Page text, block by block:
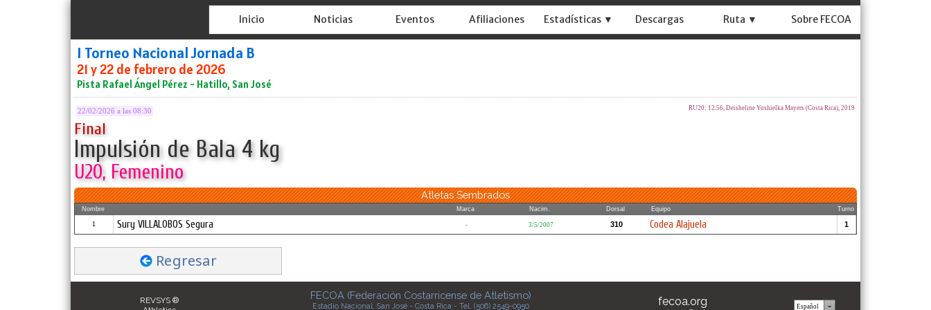
Inicio Noticias Eventos Afiliaciones Estadísticas ▼ Descargas Ruta ▼ Sobre FECOA
I Torneo Nacional Jornada B
21 y 22 de febrero de 2026
Pista Rafael Ángel Pérez - Hatillo, San José
22/02/2026 a las 08:30 RU20: 12.56, Deisheline Yoshielka Mayers (Costa Rica), 2019
Final
Impulsión de Bala 4 kg
U20, Femenino
Atletas Sembrados
Nombre Marca Nacim. Dorsal Equipo Turno
1 Sury VILLALOBOS Segura - 3/5/2007 310 Codea Alajuela 1
Regresar
REVSYS ®
FECOA (Federación Costarricense de Atletismo)
Estadio Nacional, San José - Costa Rica - Tel. (506) 2549-0950
fecoa.org